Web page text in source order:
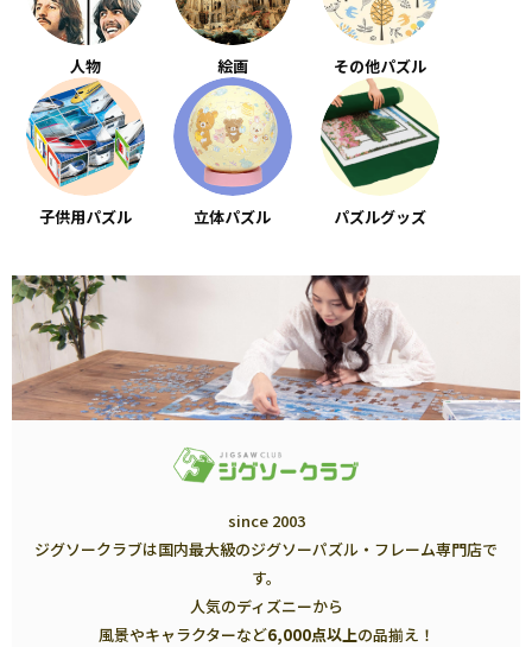
人物 絵画 その他パズル
子供用パズル 立体パズル パズルグッズ
since 2003
ジグソークラブは国内最大級のジグソーパズル・フレーム専門店で
す。
人気のディズニーから
風景やキャラクターなど6,000点以上の品揃え！